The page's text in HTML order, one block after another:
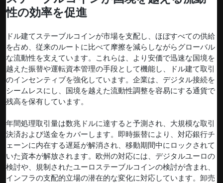
性の効率を促進
ドル建てステーブルコインが市場を支配し、ほぼすべての供給
を占め、従来のルートに比べて摩擦を減らしながらグローバル
な流動性を支えています。これらは、より安価で迅速な国境を
越えた振替や運転資本管理の手段として機能し、ドル建て取引
のインセンティブを強化しています。企業は、デジタル接続を
シームレスにし、国境を越えた流動性調整を容易にする通貨で
残高を保有しています。
年間処理取引量は数兆ドルに達すると予測され、大規模な取引
決済および送金をカバーします。即時振替により、対応銀行チ
ェーンに内在する遅延が解消され、移動期間中にロックされて
いた資本が解放されます。欧州の対応には、デジタルユーロの
検討や、規制されたユーロステーブルコインの検討が含まれ、
インフラの支配的立場の潜在的な変化に対応しています。卸売